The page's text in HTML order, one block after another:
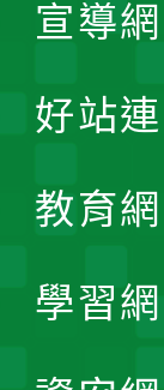
宣導
好站
教育
學習